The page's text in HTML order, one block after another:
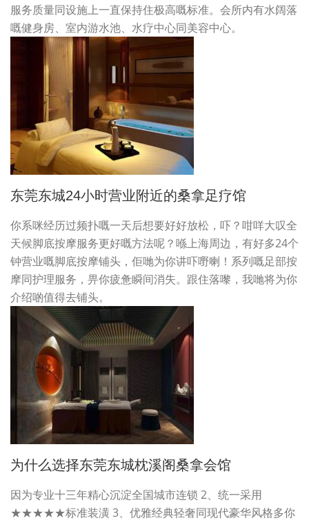
服务质量同设施上一直保持住极高嘅标准。会所内有水阔落
嘅健身房、室内游水池、水疗中心同美容中心。
东莞东城24小时营业附近的桑拿足疗馆
你系咪经历过频扑嘅一天后想要好好放松，吓？咁咩大叹全
天候脚底按摩服务更好嘅方法呢？喺上海周边，有好多24个
钟营业嘅脚底按摩铺头，佢哋为你讲吓嘢喇！系列嘅足部按
摩同护理服务，畀你疲惫瞬间消失。跟住落嚟，我哋将为你
介绍啲值得去铺头。
为什么选择东莞东城枕溪阁桑拿会馆
因为专业十三年精心沉淀全国城市连锁 2、统一采用
★★★★★标准装潢 3、优雅经典轻奢同现代豪华风格多你